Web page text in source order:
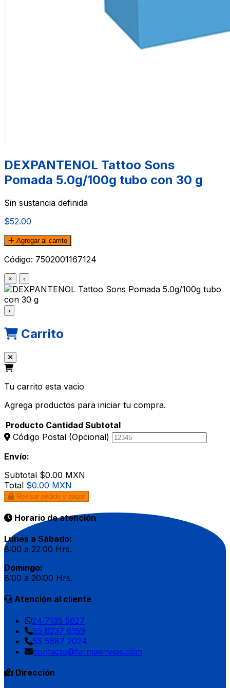
DEXPANTENOL Tattoo Sons
Pomada 5.0g/100g tubo con 30 g
Sin sustancia definida
$52.00
Agregar al carrito
Código: 7502001167124
× ‹
›
Carrito
Tu carrito esta vacio
Agrega productos para iniciar tu compra.
Producto Cantidad Subtotal
Código Postal (Opcional)
Envío:
Subtotal $0.00 MXN
Total $0.00 MXN
Revisar pedido y pagar
Horario de atención
Lunes a Sábado:
8:00 a 22:00 Hrs.
Domingo:
8:00 a 20:00 Hrs.
Atención al cliente
24 7135 5627
55 6237 6159
55 5687 2024
contacto@farmaenvios.com
Dirección